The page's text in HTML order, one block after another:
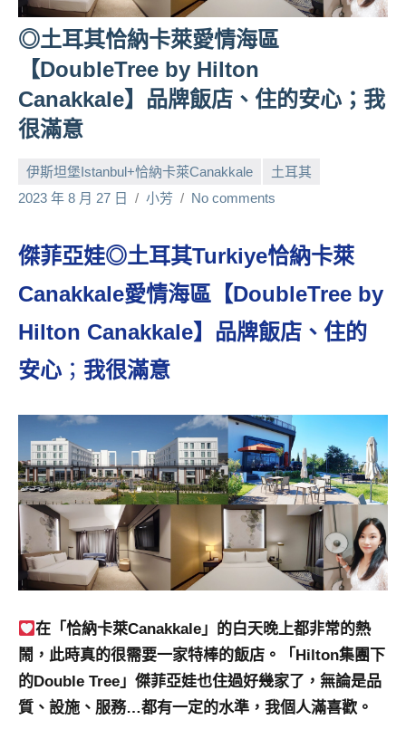
旅
遊、
達
帶
路、
旅
節
目
賓、
News
金
號
節
目
底、
外
景
節
目
主
持、
吳
窟
泰
國
旅
遊
◎土耳其恰納卡萊愛情海區
【DoubleTree by Hilton
Canakkale】品牌飯店、住的安心；我
很滿意
伊斯坦堡Istanbul+恰納卡萊Canakkale
土耳其
2023 年 8 月 27 日
小芳 No comments
傑菲亞娃◎土耳其Turkiye恰納卡萊
Canakkale愛情海區 【DoubleTree by
Hilton Canakkale】品牌飯店、住的
安心； 我很滿意
在「恰納卡萊Canakkale」的白天晚上都非常的熱
鬧，此時真的很需要一家特棒的飯店。「Hilton集團下
的Double Tree」傑菲亞娃也住過好幾家了，無論是品
質、設施、服務…都有一定的水準，我個人滿喜歡。